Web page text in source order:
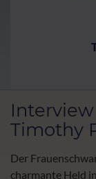
Timothy
Der
charmante Held